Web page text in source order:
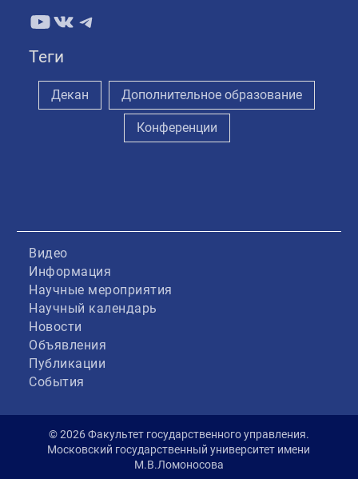
YouTube
ВКонтакте
Telegram
Теги
Декан Дополнительное образование
Конференции
Видео
Информация
Научные мероприятия
Научный календарь
Новости
Объявления
Публикации
События
© 2026 Факультет государственного управления.
Московский государственный университет имени
М.В.Ломоносова